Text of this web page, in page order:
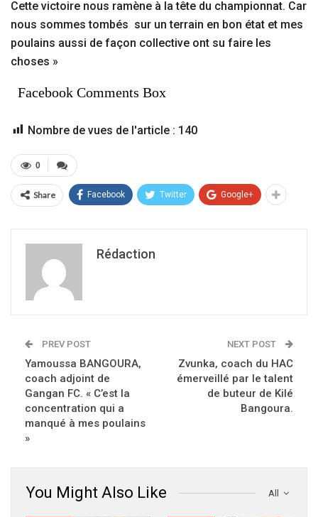
Cette victoire nous ramène à la tête du championnat. Car
nous sommes tombés sur un terrain en bon état et mes
poulains aussi de façon collective ont su faire les
choses »
Facebook Comments Box
Nombre de vues de l'article : 140
0
Share Facebook Twitter Google+
Rédaction
PREV POST
Yamoussa BANGOURA,
coach adjoint de
Gangan FC. « C’est la
concentration qui a
manqué à mes poulains
»
NEXT POST
Zvunka, coach du HAC
émerveillé par le talent
de buteur de Kilé
Bangoura.
All
You Might Also Like